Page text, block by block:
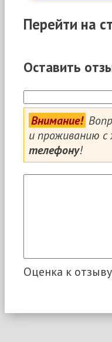
Перейти на
Оставить
Внимание!
и проживанию
телефону!
Оценка к